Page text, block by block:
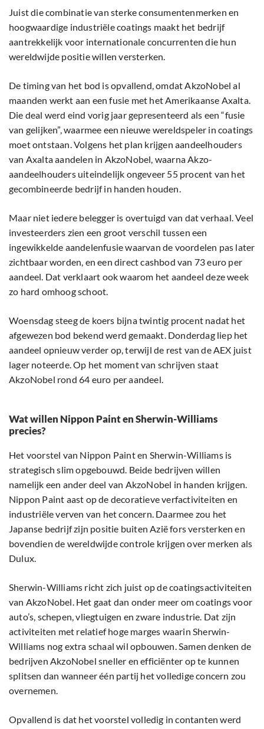
Juist die combinatie van sterke consumentenmerken en
hoogwaardige industriële coatings maakt het bedrijf
aantrekkelijk voor internationale concurrenten die hun
wereldwijde positie willen versterken.
De timing van het bod is opvallend, omdat AkzoNobel al
maanden werkt aan een fusie met het Amerikaanse Axalta.
Die deal werd eind vorig jaar gepresenteerd als een “fusie
van gelijken”, waarmee een nieuwe wereldspeler in coatings
moet ontstaan. Volgens het plan krijgen aandeelhouders
van Axalta aandelen in AkzoNobel, waarna Akzo-
aandeelhouders uiteindelijk ongeveer 55 procent van het
gecombineerde bedrijf in handen houden.
Maar niet iedere belegger is overtuigd van dat verhaal. Veel
investeerders zien een groot verschil tussen een
ingewikkelde aandelenfusie waarvan de voordelen pas later
zichtbaar worden, en een direct cashbod van 73 euro per
aandeel. Dat verklaart ook waarom het aandeel deze week
zo hard omhoog schoot.
Woensdag steeg de koers bijna twintig procent nadat het
afgewezen bod bekend werd gemaakt. Donderdag liep het
aandeel opnieuw verder op, terwijl de rest van de AEX juist
lager noteerde. Op het moment van schrijven staat
AkzoNobel rond 64 euro per aandeel.
Wat willen Nippon Paint en Sherwin-Williams
precies?
Het voorstel van Nippon Paint en Sherwin-Williams is
strategisch slim opgebouwd. Beide bedrijven willen
namelijk een ander deel van AkzoNobel in handen krijgen.
Nippon Paint aast op de decoratieve verfactiviteiten en
industriële verven van het concern. Daarmee zou het
Japanse bedrijf zijn positie buiten Azië fors versterken en
bovendien de wereldwijde controle krijgen over merken als
Dulux.
Sherwin-Williams richt zich juist op de coatingsactiviteiten
van AkzoNobel. Het gaat dan onder meer om coatings voor
auto’s, schepen, vliegtuigen en zware industrie. Dat zijn
activiteiten met relatief hoge marges waarin Sherwin-
Williams nog extra schaal wil opbouwen. Samen denken de
bedrijven AkzoNobel sneller en efficiënter op te kunnen
splitsen dan wanneer één partij het volledige concern zou
overnemen.
Opvallend is dat het voorstel volledig in contanten werd